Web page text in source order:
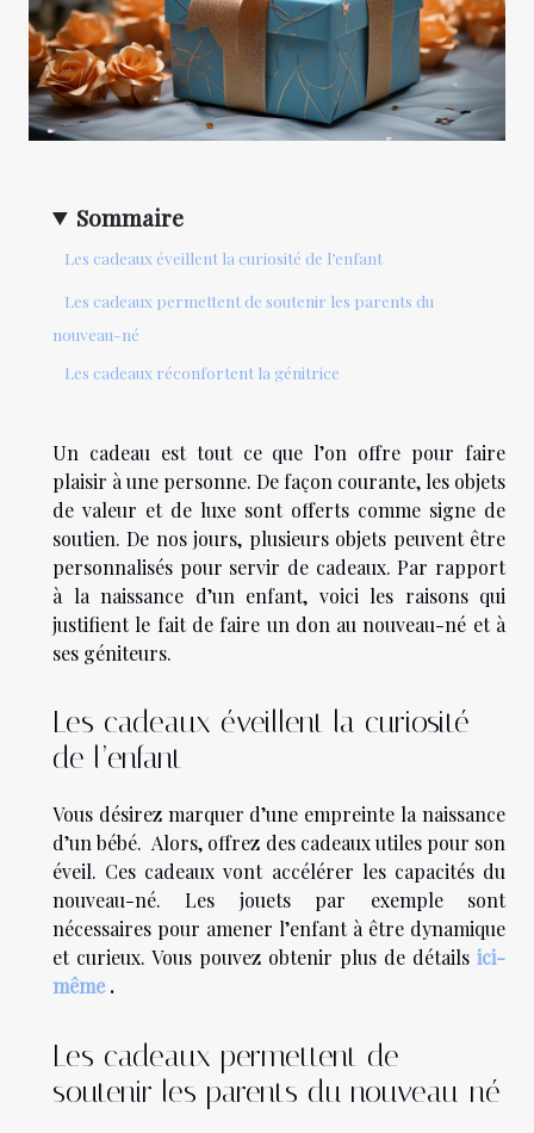
Sommaire
Les cadeaux éveillent la curiosité de l’enfant
Les cadeaux permettent de soutenir les parents du
nouveau-né
Les cadeaux réconfortent la génitrice
Un cadeau est tout ce que l’on offre pour faire
plaisir à une personne. De façon courante, les objets
de valeur et de luxe sont offerts comme signe de
soutien. De nos jours, plusieurs objets peuvent être
personnalisés pour servir de cadeaux. Par rapport
à la naissance d’un enfant, voici les raisons qui
justifient le fait de faire un don au nouveau-né et à
ses géniteurs.
Les cadeaux éveillent la curiosité
de l’enfant
Vous désirez marquer d’une empreinte la naissance
d’un bébé. Alors, offrez des cadeaux utiles pour son
éveil. Ces cadeaux vont accélérer les capacités du
nouveau-né. Les jouets par exemple sont
nécessaires pour amener l’enfant à être dynamique
et curieux. Vous pouvez obtenir plus de détails ici-
même .
Les cadeaux permettent de
soutenir les parents du nouveau-né